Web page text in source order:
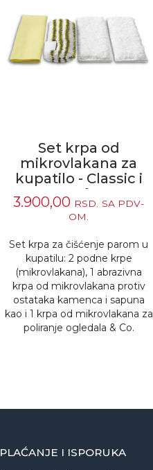
Set krpa od
mikrovlakana za
kupatilo - Classic i
Comfort
3.900,00 RSD.
SA PDV-
OM.
Set krpa za čišćenje parom u
kupatilu: 2 podne krpe
(mikrovlakana), 1 abrazivna
krpa od mikrovlakana protiv
ostataka kamenca i sapuna
kao i 1 krpa od mikrovlakana za
poliranje ogledala & Co.
PLAĆANJE I ISPORUKA